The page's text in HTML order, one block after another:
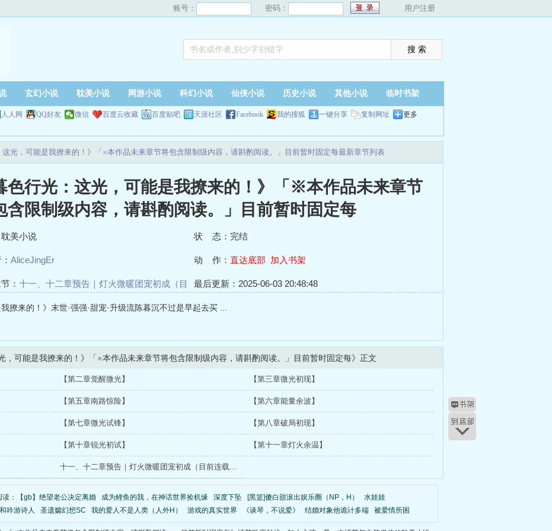
账号： 密码： 用户注册
玄幻小说 耽美小说 网游小说 科幻小说 仙侠小说 历史小说 其他小说 临时书架
人人网 QQ好友 微信 百度云收藏 百度贴吧 天涯社区 Facebook 我的搜狐 一键分享 复制网址 更多
这光，可能是我撩来的！》「※本作品未来章节将包含限制级内容，请斟酌阅读。」目前暂时固定每最新章节列表
色行光：这光，可能是我撩来的！》「※本作品未来章节
含限制级内容，请斟酌阅读。」目前暂时固定每
美小说 状 态：完结
AliceJingEr 动 作： 直达底部 加入书架
： 十一、十二章预告｜灯火微暖团宠初成（目
最后更新：2025-06-03 20:48:48
撩来的！》末世·强强·甜宠·升级流陈暮沉不过是早起去买 ...
，可能是我撩来的！》「※本作品未来章节将包含限制级内容，请斟酌阅读。」目前暂时固定每》正文
【第二章觉醒微光】 【第三章微光初现】
【第五章南路惊险】 【第六章能量余波】
【第七章微光试锋】 【第八章破局初现】
【第十章锐光初试】 【第十一章灯火余温】
十一、十二章预告｜灯火微暖团宠初成（目前连载至第十章，#十一、十二章将於下周二早上8点更新！）
： 【gb】绝望老公决定离婚 成为鲤鱼的我，在神话世界捡机缘 深度下坠 [黑篮]傻白甜滚出娱乐圈（NP，H）
水娃娃
吟游诗人
圣遗孀幻想SC 我的爱人不是人类（人外H） 游戏的真实世界 《谈琴，不说爱》 结婚对象他诡计多端 被爱情所困